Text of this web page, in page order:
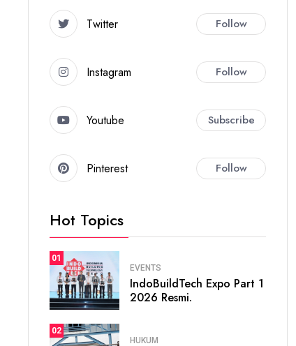
Twitter Follow
Instagram Follow
Youtube Subscribe
Pinterest Follow
Hot Topics
01
EVENTS
IndoBuildTech Expo Part 1
2026 Resmi.
02
HUKUM